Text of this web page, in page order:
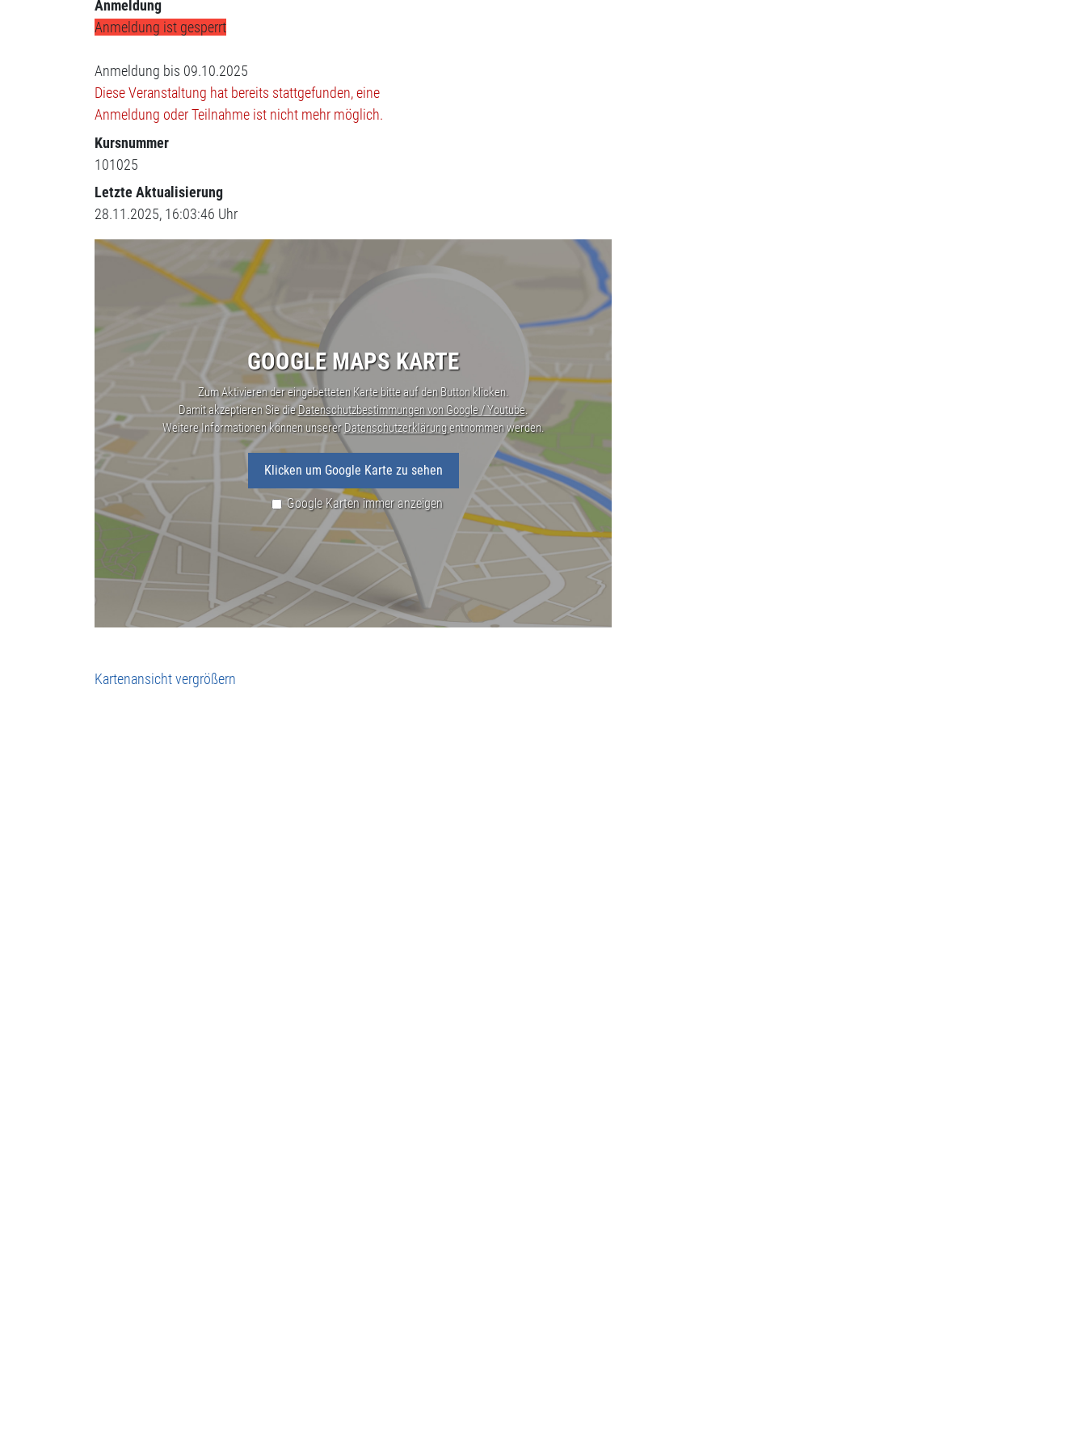
Anmeldung
Anmeldung ist gesperrt
Anmeldung bis 09.10.2025
Diese Veranstaltung hat bereits stattgefunden, eine
Anmeldung oder Teilnahme ist nicht mehr möglich.
Kursnummer
101025
Letzte Aktualisierung
28.11.2025, 16:03:46 Uhr
GOOGLE MAPS KARTE
Zum Aktivieren der eingebetteten Karte bitte auf den Button klicken.
Damit akzeptieren Sie dieDatenschutzbestimmungen von Google / Youtube.
Weitere Informationen können unsererDatenschutzerklärungentnommen werden.
Klicken um Google Karte zu sehen
Google Karten immer anzeigen
Kartenansicht vergrößern